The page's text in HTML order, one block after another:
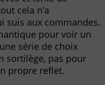
cela n’a
suis aux commandes.
pour voir un
série de choix
sortilège, pas pour
propre reflet.